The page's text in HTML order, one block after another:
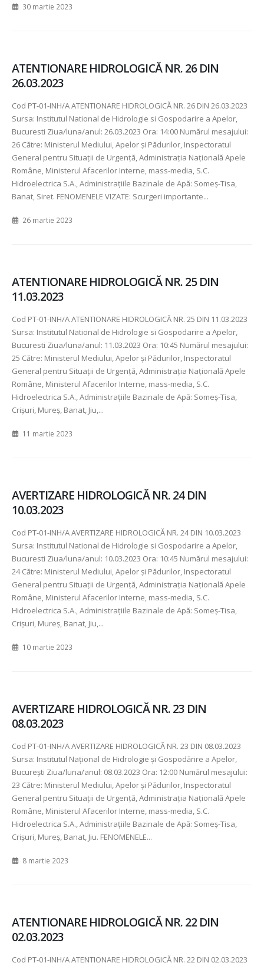
30 martie 2023
ATENTIONARE HIDROLOGICĂ NR. 26 DIN
26.03.2023
Cod PT-01-INH/A ATENTIONARE HIDROLOGICĂ NR. 26 DIN 26.03.2023
Sursa: Institutul National de Hidrologie si Gospodarire a Apelor,
Bucuresti Ziua/luna/anul: 26.03.2023 Ora: 14:00 Numărul mesajului:
26 Către: Ministerul Mediului, Apelor şi Pădurilor, Inspectoratul
General pentru Situaţii de Urgenţă, Administraţia Naţională Apele
Române, Ministerul Afacerilor Interne, mass-media, S.C.
Hidroelectrica S.A., Administraţiile Bazinale de Apă: Someş-Tisa,
Banat, Siret. FENOMENELE VIZATE: Scurgeri importante...
26 martie 2023
ATENTIONARE HIDROLOGICĂ NR. 25 DIN
11.03.2023
Cod PT-01-INH/A ATENTIONARE HIDROLOGICĂ NR. 25 DIN 11.03.2023
Sursa: Institutul National de Hidrologie si Gospodarire a Apelor,
Bucuresti Ziua/luna/anul: 11.03.2023 Ora: 10:45 Numărul mesajului:
25 Către: Ministerul Mediului, Apelor şi Pădurilor, Inspectoratul
General pentru Situaţii de Urgenţă, Administraţia Naţională Apele
Române, Ministerul Afacerilor Interne, mass-media, S.C.
Hidroelectrica S.A., Administraţiile Bazinale de Apă: Someş-Tisa,
Crişuri, Mureş, Banat, Jiu,...
11 martie 2023
AVERTIZARE HIDROLOGICĂ NR. 24 DIN
10.03.2023
Cod PT-01-INH/A AVERTIZARE HIDROLOGICĂ NR. 24 DIN 10.03.2023
Sursa: Institutul National de Hidrologie si Gospodarire a Apelor,
Bucuresti Ziua/luna/anul: 10.03.2023 Ora: 10:45 Numărul mesajului:
24 Către: Ministerul Mediului, Apelor şi Pădurilor, Inspectoratul
General pentru Situaţii de Urgenţă, Administraţia Naţională Apele
Române, Ministerul Afacerilor Interne, mass-media, S.C.
Hidroelectrica S.A., Administraţiile Bazinale de Apă: Someş-Tisa,
Crişuri, Mureş, Banat, Jiu,...
10 martie 2023
AVERTIZARE HIDROLOGICĂ NR. 23 DIN
08.03.2023
Cod PT-01-INH/A AVERTIZARE HIDROLOGICĂ NR. 23 DIN 08.03.2023
Sursa: Institutul Național de Hidrologie și Gospodărire a Apelor,
București Ziua/luna/anul: 08.03.2023 Ora: 12:00 Numărul mesajului:
23 Către: Ministerul Mediului, Apelor şi Pădurilor, Inspectoratul
General pentru Situaţii de Urgenţă, Administraţia Naţională Apele
Române, Ministerul Afacerilor Interne, mass-media, S.C.
Hidroelectrica S.A., Administraţiile Bazinale de Apă: Someş-Tisa,
Crişuri, Mureş, Banat, Jiu. FENOMENELE...
8 martie 2023
ATENTIONARE HIDROLOGICĂ NR. 22 DIN
02.03.2023
Cod PT-01-INH/A ATENTIONARE HIDROLOGICĂ NR. 22 DIN 02.03.2023